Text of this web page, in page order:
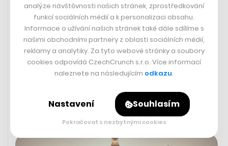
Posuňte svůj startup na další
úroveň. CzechCrunch otevírá
přihlášky do Startup Academy Rise
IVA BREJLOVÁ
25. 1. 2024 19:24
analýze návštěvnosti našich stránek, zprostředkování
funkcí sociálních médií a k personalizaci obsahu.
Informace o užívání našich stránek také dále sdílíme s
našimi obchodními partnery z oblasti sociálních médií,
reklamy a analytiky. Za tyto webové stránky a soubory
cookies odpovídá CzechCrunch s.r.o. Více informací
naleznete na následujícím odkazu.
Nastavení Souhlasím
Pokračovat s nezbytnými cookies